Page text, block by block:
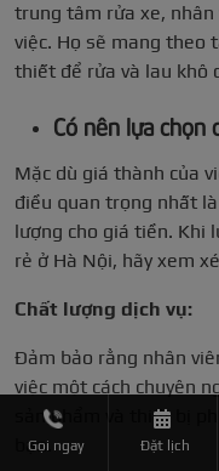
trung tâm rửa xe, nhân
việc. Họ sẽ mang theo
thiết để rửa và lau khô
Có nên lựa
Mặc dù giá thành của
điều quan trọng nhất
lượng cho giá tiền. Khi
rẻ ở Hà Nội, hãy xem
Chất lượng dịch vụ:
Đảm bảo rằng nhân
việc một cách chuyên
sản phẩm và thiết bị
bạn.
Gọi ngay Đặt lịch